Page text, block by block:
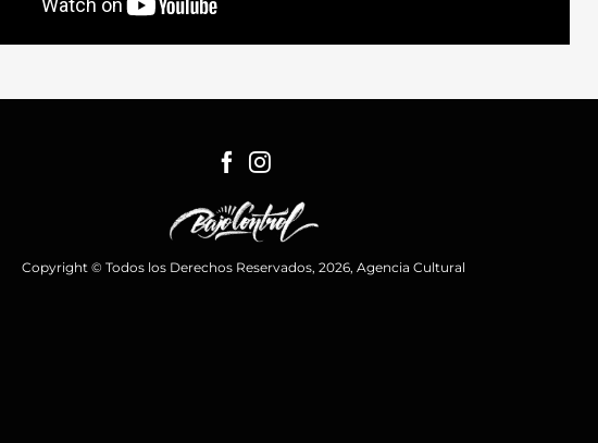
Copyright © Todos los Derechos Reservados, 2026, Agencia Cultural